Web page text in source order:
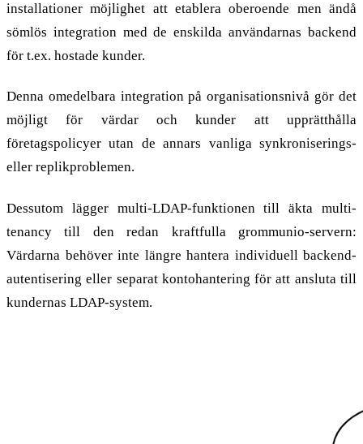
installationer möjlighet att etablera oberoende men ändå
sömlös integration med de enskilda användarnas backend
för t.ex. hostade kunder.
Denna omedelbara integration på organisationsnivå gör det
möjligt för värdar och kunder att upprätthålla
företagspolicyer utan de annars vanliga synkroniserings-
eller replikproblemen.
Dessutom lägger multi-LDAP-funktionen till äkta multi-
tenancy till den redan kraftfulla grommunio-servern:
Värdarna behöver inte längre hantera individuell backend-
autentisering eller separat kontohantering för att ansluta till
kundernas LDAP-system.